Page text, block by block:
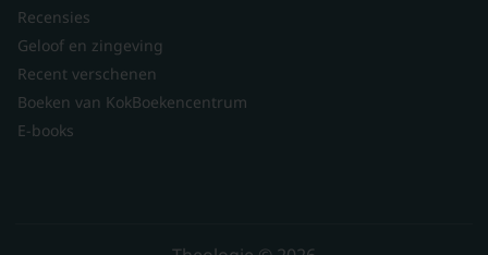
Recensies
Geloof en zingeving
Recent verschenen
Boeken van KokBoekencentrum
E-books